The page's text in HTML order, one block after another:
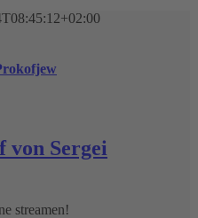
von Sergei
streamen!